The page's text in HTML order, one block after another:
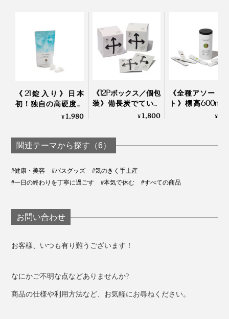
《21錠入り》日本
初！独自の高硬度マ
イクロカプセル技術
薬用Hot Bubble PRO
¥1,980
《12Pボックス／個包
装》備長炭でていね
いに炙った、おこげ
煎茶ベース、西／ほ
うじ茶ベース）」｜
¥1,800
《全種アソート
ト》標高600m
岡・有機茶畑で
茶パウダー（
¥
関連テーマから探す（6）
#健康・美容 #バスグッズ
#気のきく手土産
#一日の終わりを丁寧に過ごす
#本気で休む #すべての商品
お問い合わせ
お客様、いつも有り難うございます！
なにかご不明な点などありませんか?
商品の仕様や利用方法など、お気軽にお尋ねください。